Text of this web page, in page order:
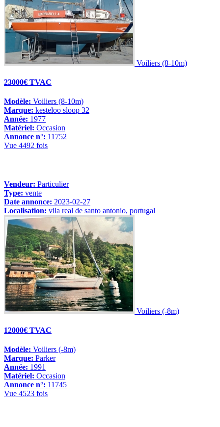
Voiliers (8-10m)
23000€ TVAC
Modèle: Voiliers (8-10m)
Marque: kesteloo sloop 32
Année: 1977
Matériel: Occasion
Annonce n°: 11752
Vue 4492 fois
Vendeur: Particulier
Type: vente
Date annonce: 2023-02-27
Localisation: vila real de santo antonio, portugal
Voiliers (-8m)
12000€ TVAC
Modèle: Voiliers (-8m)
Marque: Parker
Année: 1991
Matériel: Occasion
Annonce n°: 11745
Vue 4523 fois